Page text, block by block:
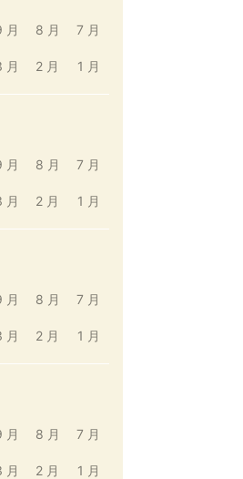
月 8 月 7 月
月 2 月 1 月
月 8 月 7 月
月 2 月 1 月
月 8 月 7 月
月 2 月 1 月
月 8 月 7 月
月 2 月 1 月